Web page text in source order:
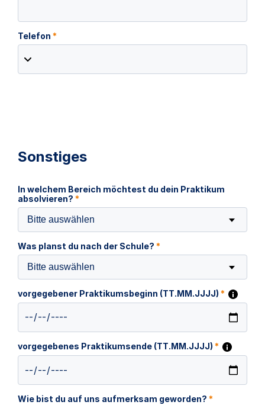
Telefon *
Sonstiges
In welchem Bereich möchtest du dein Praktikum
absolvieren? *
Bitte auswählen
Was planst du nach der Schule? *
Bitte auswählen
vorgegebener Praktikumsbeginn (TT.MM.JJJJ) *
vorgegebenes Praktikumsende (TT.MM.JJJJ) *
Wie bist du auf uns aufmerksam geworden? *